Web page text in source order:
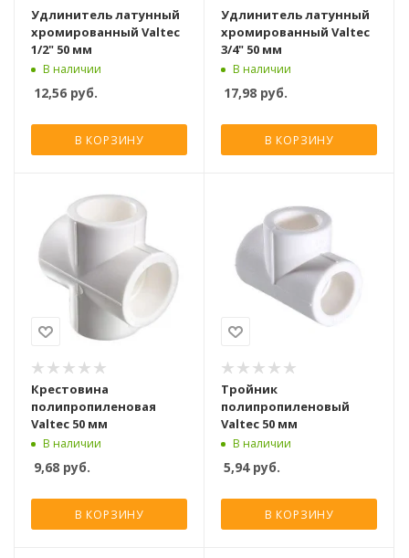
Удлинитель латунный
хромированный Valtec
1/2" 50 мм
В наличии
12,56 руб.
В КОРЗИНУ
Удлинитель латунный
хромированный Valtec
3/4" 50 мм
В наличии
17,98 руб.
В КОРЗИНУ
Крестовина
полипропиленовая
Valtec 50 мм
В наличии
9,68 руб.
В КОРЗИНУ
Тройник
полипропиленовый
Valtec 50 мм
В наличии
5,94руб.
В КОРЗИНУ